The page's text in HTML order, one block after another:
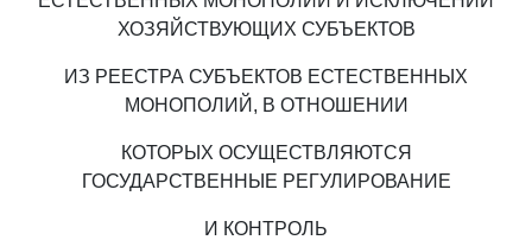
ХОЗЯЙСТВУЮЩИХ СУБЪЕКТОВ
ИЗ РЕЕСТРА СУБЪЕКТОВ ЕСТЕСТВЕННЫХ
МОНОПОЛИЙ, В ОТНОШЕНИИ
КОТОРЫХ ОСУЩЕСТВЛЯЮТСЯ
ГОСУДАРСТВЕННЫЕ РЕГУЛИРОВАНИЕ
И КОНТРОЛЬ